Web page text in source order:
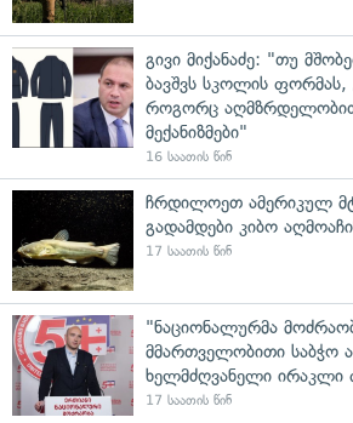
გივი მიქანაძე: "თუ
ბავშვს სკოლის ფორმას,
როგორც
მექანიზმები"
16 საათის წინ
ჩრდილოეთ ამერიკულ
გადამდები კიბო
17 საათის წინ
"ნაციონალურმა
მმართველობითი საბჭო
ხელმძღვანელი ირაკლი
17 საათის წინ